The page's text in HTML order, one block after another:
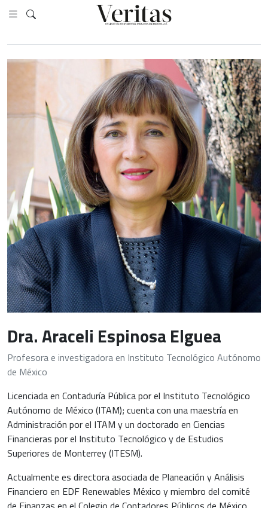
Dra. Araceli Espinosa Elguea
Profesora e investigadora en Instituto Tecnológico Autónomo
de México
Licenciada en Contaduría Pública por el Instituto Tecnológico
Autónomo de México (ITAM); cuenta con una maestría en
Administración por el ITAM y un doctorado en Ciencias
Financieras por el Instituto Tecnológico y de Estudios
Superiores de Monterrey (ITESM).
Actualmente es directora asociada de Planeación y Análisis
Financiero en EDF Renewables México y miembro del comité